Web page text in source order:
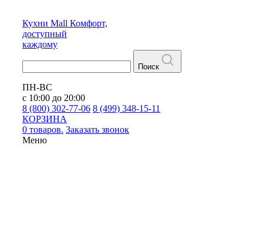
Кухни Mall Комфорт,
доступный
каждому
Поиск
ПН-ВС
с 10:00 до 20:00
8 (800) 302-77-06 8 (499) 348-15-11
КОРЗИНА
0 товаров. Заказать звонок
Меню